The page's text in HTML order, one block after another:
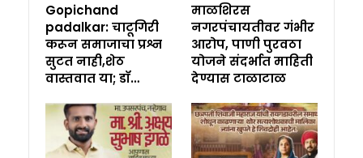
Gopichand
padalkar: चाटूगिरी
करून समाजाचा प्रश्न
सुटत नाही,शेठ
वास्तवात या; डॉ…
माळशिरस
नगरपंचायतीवर गंभीर
आरोप, पाणी पुरवठा
योजने संदर्भात माहिती
देण्यास टाळाटाळ